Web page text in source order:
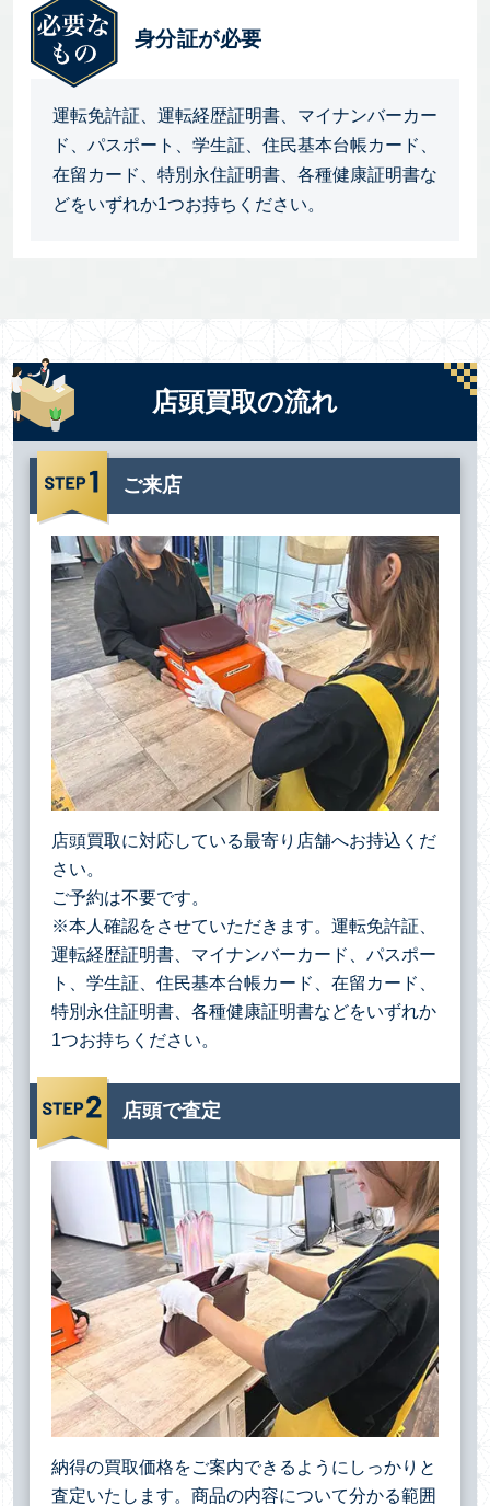
身分証が必要
運転免許証、運転経歴証明書、マイナンバーカー
ド、パスポート、学生証、住民基本台帳カード、
在留カード、特別永住証明書、各種健康証明書な
どをいずれか1つお持ちください。
店頭買取の流れ
ご来店
店頭買取に対応している最寄り店舗へお持込くだ
さい。
ご予約は不要です。
※本人確認をさせていただきます。運転免許証、
運転経歴証明書、マイナンバーカード、パスポー
ト、学生証、住民基本台帳カード、在留カード、
特別永住証明書、各種健康証明書などをいずれか
1つお持ちください。
店頭で査定
納得の買取価格をご案内できるようにしっかりと
査定いたします。商品の内容について分かる範囲